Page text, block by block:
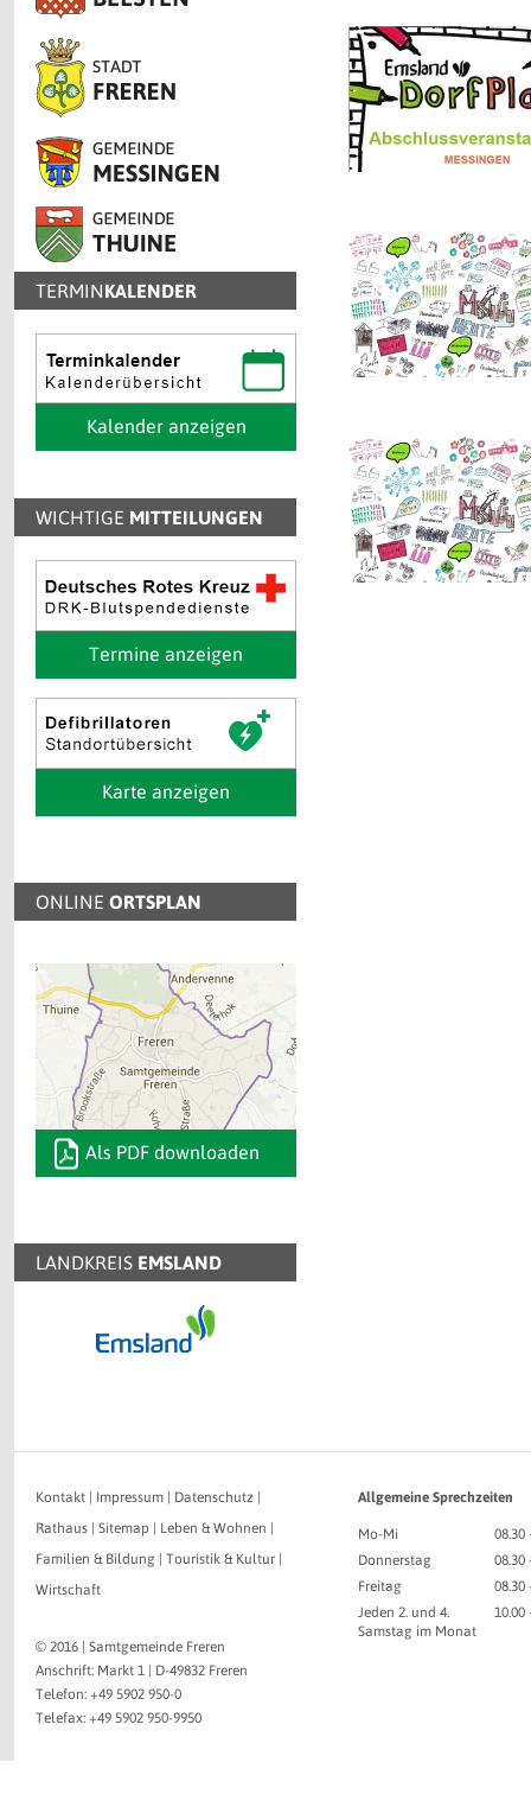
TERMINKALENDER
Kalender anzeigen
WICHTIGE MITTEILUNGEN
Termine anzeigen
Karte anzeigen
ONLINE ORTSPLAN
Als PDF downloaden
LANDKREIS EMSLAND
Kontakt Impressum Datenschutz
Rathaus
Sitemap Leben & Wohnen
Familien & Bildung
Touristik & Kultur
Wirtschaft
© 2016 | Samtgemeinde Freren
Anschrift: Markt 1 | D-49832 Freren
Telefon: +49 5902 950-0
Telefax: +49 5902 950-9950
Allgemeine Sprechzeiten
Mo-Mi
08.30
Donnerstag
08.30
Freitag
08.30
Jeden 2. und 4.
Samstag im Monat